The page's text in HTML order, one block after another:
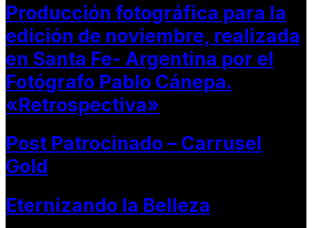
Producción fotográfica para la
edición de noviembre, realizada
en Santa Fe- Argentina por el
Fotógrafo Pablo Cánepa.
«Retrospectiva»
Post Patrocinado – Carrusel
Gold
Eternizando la Belleza